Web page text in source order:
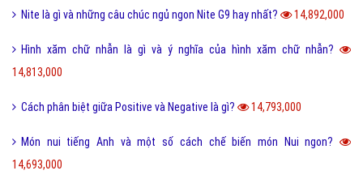
Nite là gì và những câu chúc ngủ ngon Nite G9 hay nhất? 14,892,000
Hình xăm chữ nhẫn là gì và ý nghĩa của hình xăm chữ nhẫn?
14,813,000
Cách phân biệt giữa Positive và Negative là gì? 14,793,000
Món nui tiếng Anh và một số cách chế biến món Nui ngon?
14,693,000